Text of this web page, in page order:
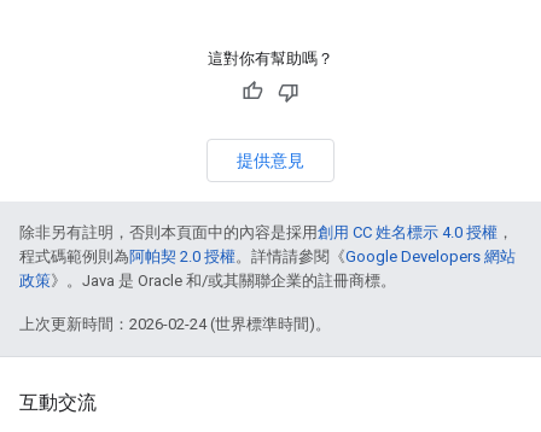
這對你有幫助嗎？
提供意見
除非另有註明，否則本頁面中的內容是採用創用 CC 姓名標示 4.0 授權 ，
程式碼範例則為阿帕契 2.0 授權。詳情請參閱《Google Developers 網站
政策》。Java 是 Oracle 和/或其關聯企業的註冊商標。
上次更新時間：2026-02-24 (世界標準時間)。
互動交流